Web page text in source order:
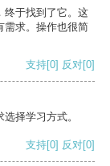
终于找到了它。这
需求。操作也很简
支持[0] 反对[0]
择学习方式。
支持[0] 反对[0]